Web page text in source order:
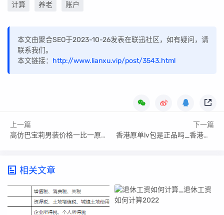
计算 养老 账户
本文由聚合SEO于2023-10-26发表在联迅社区，如有疑问，请
联系我们。
本文链接： http://www.lianxu.vip/post/3543.html
上一篇
高仿巴宝莉男装价格一比一原单a货奢侈品(高仿巴宝莉男鞋图片)
下一篇
香港原单lv包是正品吗_香港原单lv是正品吗
相关文章